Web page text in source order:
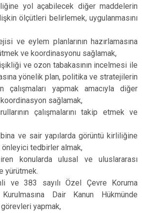
yol açabilecek diğer maddelerin
ölçütleri belirlemek, uygulanmasını
ve eylem planlarının hazırlamasına
ve koordinasyonu sağlamak,
ve ozon tabakasının incelmesi ile
yönelik plan, politika ve stratejilerin
çalışmaları yapmak amacıyla diğer
sağlamak,
çalışmalarını takip etmek ve
ve sair yapılarda görüntü kirliliğine
önleyici tedbirler almak,
konularda ulusal ve uluslararası
yürütmek.
ve 383 sayılı Özel Çevre Koruma
Kurulmasına Dair Kanun Hükmünde
yapmak,